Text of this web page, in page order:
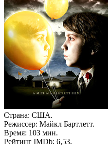
Страна: США.
Режиссер: Майкл Бартлетт.
Время: 103 мин.
Рейтинг IMDb: 6,53.